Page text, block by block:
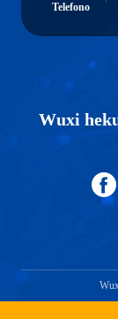
Telefono
Wuxi